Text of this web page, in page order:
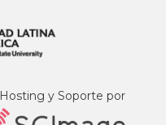
Hosting y Soporte por